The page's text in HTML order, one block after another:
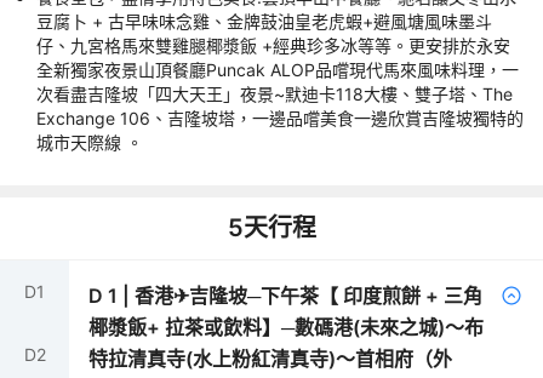
豆腐卜 + 古早味味念雞、金牌鼓油皇老虎蝦+避風塘風味墨斗
仔、九宮格馬來雙雞腿椰漿飯 +經典珍多冰等等。更安排於永安
全新獨家夜景山頂餐廳Puncak ALOP品嚐現代馬來風味料理，一
次看盡吉隆坡「四大天王」夜景~默迪卡118大樓、雙子塔、The
Exchange 106、吉隆坡塔，一邊品嚐美食一邊欣賞吉隆坡獨特的
城市天際線 。
5天行程
D1
D2
D1 |香港✈吉隆坡─下午茶【 印度煎餅 + 三角
椰漿飯+ 拉茶或飲料】─數碼港(未來之城)～布
特拉清真寺(水上粉紅清真寺)～首相府（外